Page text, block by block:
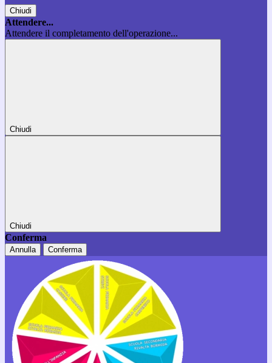
Chiudi
Attendere...
Attendere il completamento dell'operazione...
Chiudi
Chiudi
Conferma
Annulla Conferma